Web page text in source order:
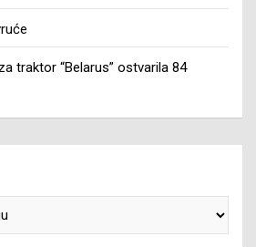
traktor “Belarus” ostvarila 84